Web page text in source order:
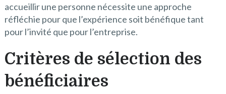
accueillir une personne nécessite une approche
réfléchie pour que l’expérience soit bénéfique tant
pour l’invité que pour l’entreprise.
Critères de sélection des
bénéficiaires